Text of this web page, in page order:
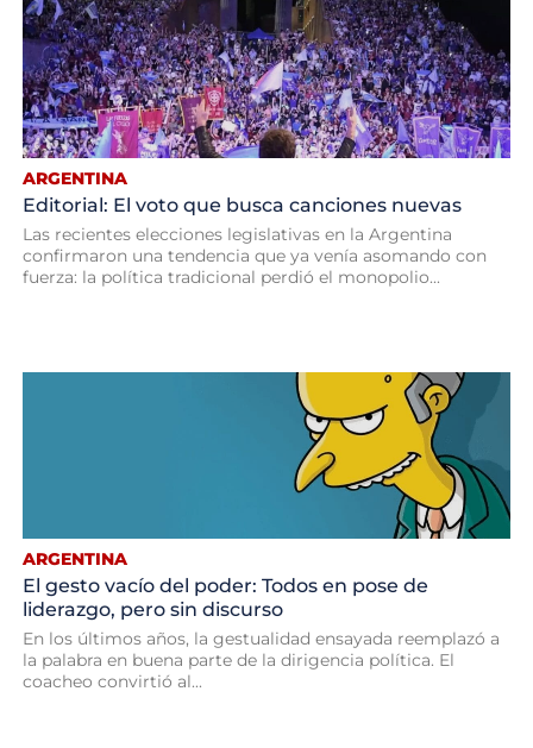
ARGENTINA
Editorial: El voto que busca canciones nuevas
Las recientes elecciones legislativas en la Argentina
confirmaron una tendencia que ya venía asomando con
fuerza: la política tradicional perdió el monopolio...
ARGENTINA
El gesto vacío del poder: Todos en pose de
liderazgo, pero sin discurso
En los últimos años, la gestualidad ensayada reemplazó a
la palabra en buena parte de la dirigencia política. El
coacheo convirtió al...